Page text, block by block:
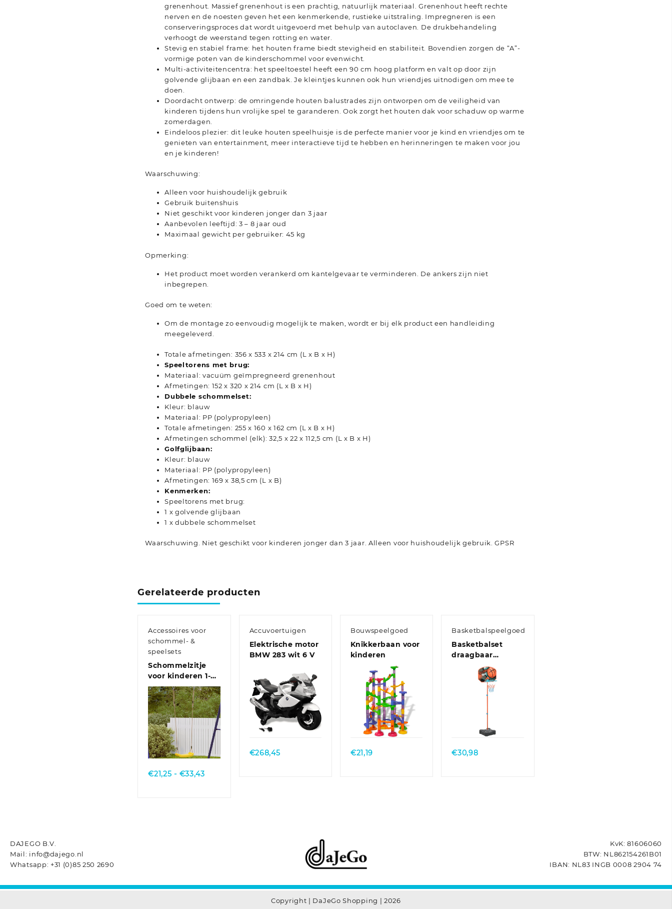
grenenhout. Massief grenenhout is een prachtig, natuurlijk materiaal. Grenenhout heeft rechte
nerven en de noesten geven het een kenmerkende, rustieke uitstraling. Impregneren is een
conserveringsproces dat wordt uitgevoerd met behulp van autoclaven. De drukbehandeling
verhoogt de weerstand tegen rotting en water.
Stevig en stabiel frame: het houten frame biedt stevigheid en stabiliteit. Bovendien zorgen de “A”-
vormige poten van de kinderschommel voor evenwicht.
Multi-activiteitencentra: het speeltoestel heeft een 90 cm hoog platform en valt op door zijn
golvende glijbaan en een zandbak. Je kleintjes kunnen ook hun vriendjes uitnodigen om mee te
doen.
Doordacht ontwerp: de omringende houten balustrades zijn ontworpen om de veiligheid van
kinderen tijdens hun vrolijke spel te garanderen. Ook zorgt het houten dak voor schaduw op warme
zomerdagen.
Eindeloos plezier: dit leuke houten speelhuisje is de perfecte manier voor je kind en vriendjes om te
genieten van entertainment, meer interactieve tijd te hebben en herinneringen te maken voor jou
en je kinderen!
Waarschuwing:
Alleen voor huishoudelijk gebruik
Gebruik buitenshuis
Niet geschikt voor kinderen jonger dan 3 jaar
Aanbevolen leeftijd: 3 – 8 jaar oud
Maximaal gewicht per gebruiker: 45 kg
Opmerking:
Het product moet worden verankerd om kantelgevaar te verminderen. De ankers zijn niet
inbegrepen.
Goed om te weten:
Om de montage zo eenvoudig mogelijk te maken, wordt er bij elk product een handleiding
meegeleverd.
Totale afmetingen: 356 x 533 x 214 cm (L x B x H)
Speeltorens met brug:
Materiaal: vacuüm geïmpregneerd grenenhout
Afmetingen: 152 x 320 x 214 cm (L x B x H)
Dubbele schommelset:
Kleur: blauw
Materiaal: PP (polypropyleen)
Totale afmetingen: 255 x 160 x 162 cm (L x B x H)
Afmetingen schommel (elk): 32,5 x 22 x 112,5 cm (L x B x H)
Golfglijbaan:
Kleur: blauw
Materiaal: PP (polypropyleen)
Afmetingen: 169 x 38,5 cm (L x B)
Kenmerken:
Speeltorens met brug:
1 x golvende glijbaan
1 x dubbele schommelset
Waarschuwing. Niet geschikt voor kinderen jonger dan 3 jaar. Alleen voor huishoudelijk gebruik.GPSR
Gerelateerde producten
Accessoires voor
schommel- &
speelsets
Schommelzitje
voor kinderen 1-
persoons
verstelbaar touw
groen
Quick View
€21,25 - €33,43Prijsklasse:
Accuvoertuigen
Elektrische motor
BMW 283 wit 6 V
Quick View
€268,45
Bouwspeelgoed
Knikkerbaan voor
kinderen
Quick View
€21,19
Basketbalspeelgoed
Basketbalset
draagbaar
verstelbaar 109-
€30,98
DAJEGO B.V.
Mail: info@dajego.nl
Whatsapp: +31 (0)85 250 2690
KvK: 81606060
BTW: NL862154261B01
IBAN: NL83 INGB 0008 2904 74
Copyright | DaJeGo Shopping | 2026